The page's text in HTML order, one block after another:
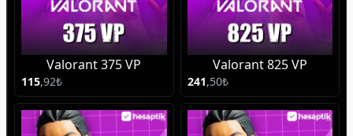
Valorant 375 VP
115,92₺
Valorant 825 VP
241,50₺